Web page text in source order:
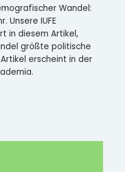
Wandel:
Unsere IUFE
in diesem Artikel,
größte politische
erscheint in der